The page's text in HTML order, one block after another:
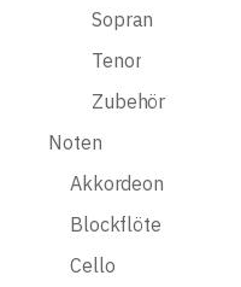
Sopran
Tenor
Zubehör
Noten
Akkordeon
Blockflöte
Cello